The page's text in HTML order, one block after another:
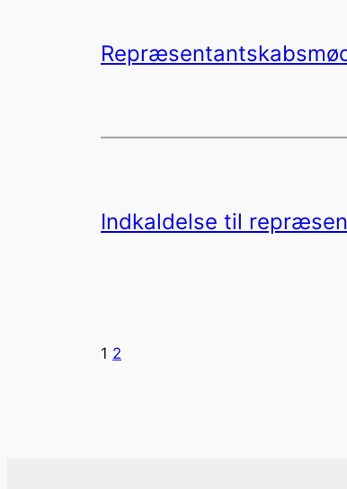
Indkaldelse til
1 2